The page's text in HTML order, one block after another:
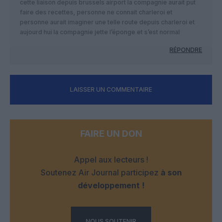
cette liaison depuis brussels airport la compagnie aurait put
faire des recettes, personne ne connait charleroi et
personne aurait imaginer une telle route depuis charleroi et
aujourd hui la compagnie jette l’éponge et s’est normal
RÉPONDRE
LAISSER UN COMMENTAIRE
FAIRE UN DON
Appel aux lecteurs !
Soutenez Air Journal participez à son
développement !